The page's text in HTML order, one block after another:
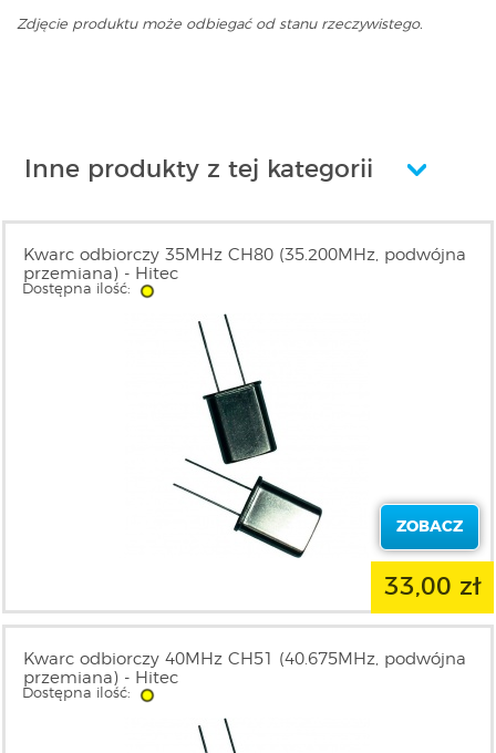
Zdjęcie produktu może odbiegać od stanu rzeczywistego.
Inne produkty z tej kategorii
Kwarc odbiorczy 35MHz CH80 (35.200MHz, podwójna
przemiana) - Hitec
Dostępna ilość:
ZOBACZ
33,00 zł
Kwarc odbiorczy 40MHz CH51 (40.675MHz, podwójna
przemiana) - Hitec
Dostępna ilość: